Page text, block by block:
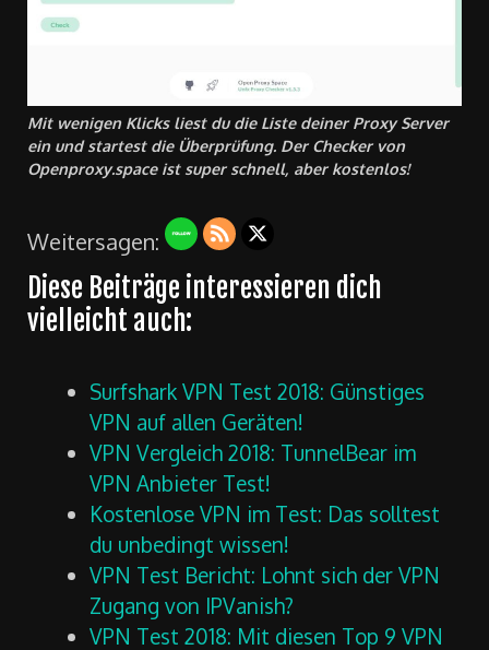
Mit wenigen Klicks liest du die Liste deiner Proxy Server
ein und startest die Überprüfung. Der Checker von
Openproxy.space ist super schnell, aber kostenlos!
Weitersagen:
Diese Beiträge interessieren dich
vielleicht auch:
Surfshark VPN Test 2018: Günstiges
VPN auf allen Geräten!
VPN Vergleich 2018: TunnelBear im
VPN Anbieter Test!
Kostenlose VPN im Test: Das solltest
du unbedingt wissen!
VPN Test Bericht: Lohnt sich der VPN
Zugang von IPVanish?
VPN Test 2018: Mit diesen Top 9 VPN